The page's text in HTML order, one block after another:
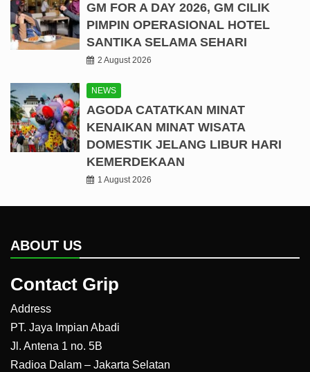
GM FOR A DAY 2026, GM CILIK
PIMPIN OPERASIONAL HOTEL
SANTIKA SELAMA SEHARI
2 August 2026
NEWS
AGODA CATATKAN MINAT
KENAIKAN MINAT WISATA
DOMESTIK JELANG LIBUR HARI
KEMERDEKAAN
1 August 2026
ABOUT US
Contact Grip
Address
PT. Jaya Impian Abadi
Jl. Antena 1 no. 5B
Radioa Dalam – Jakarta Selatan